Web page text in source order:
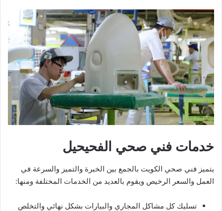
خدمات فني صحي الفحيحيل
يتميز فني صحي الكويت بالجمع بين الخبرة والتميز والسرعة في
العمل والسعر الرخيص ويقوم بالعديد من الخدمات المختلفة ومنها:
تسليك كل مشاكل المجاري والبيارات بشكل نهائي والتخلص